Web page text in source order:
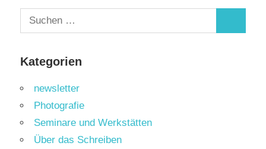
Suchen
nach:
Kategorien
newsletter
Photografie
Seminare und Werkstätten
Über das Schreiben